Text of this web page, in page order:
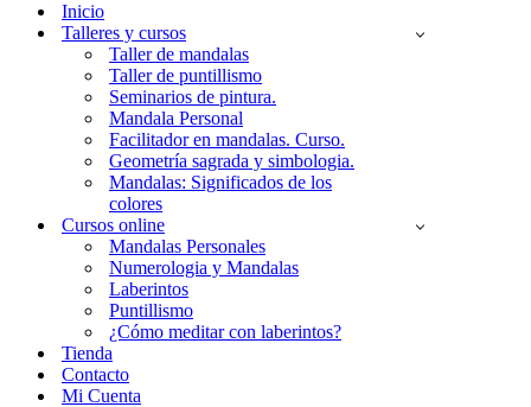
navegación
Inicio
Talleres y cursos
Taller de mandalas
Taller de puntillismo
Seminarios de pintura.
Mandala Personal
Facilitador en mandalas. Curso.
Geometría sagrada y simbologia.
Mandalas: Significados de los
colores
Cursos online
Mandalas Personales
Numerologia y Mandalas
Laberintos
Puntillismo
¿Cómo meditar con laberintos?
Tienda
Contacto
Mi Cuenta